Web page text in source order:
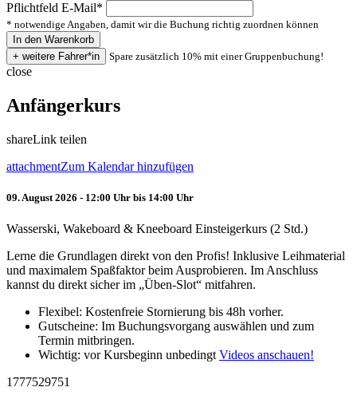
Pflichtfeld E-Mail*
* notwendige Angaben, damit wir die Buchung richtig zuordnen können
Spare zusätzlich 10% mit einer Gruppenbuchung!
close
Anfängerkurs
shareLink teilen
attachmentZum Kalendar hinzufügen
09. August 2026 - 12:00 Uhr bis 14:00 Uhr
Wasserski, Wakeboard & Kneeboard Einsteigerkurs (2 Std.)
Lerne die Grundlagen direkt von den Profis! Inklusive Leihmaterial
und maximalem Spaßfaktor beim Ausprobieren. Im Anschluss
kannst du direkt sicher im „Üben-Slot“ mitfahren.
Flexibel: Kostenfreie Stornierung bis 48h vorher.
Gutscheine: Im Buchungsvorgang auswählen und zum
Termin mitbringen.
Wichtig: vor Kursbeginn unbedingt Videos anschauen!
1777529751